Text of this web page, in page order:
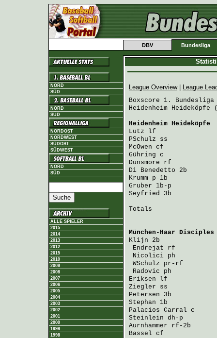
DBV Bundesliga
NORD
SÜD
NORD
SÜD
NORDOST
NORDWEST
SÜDOST
SÜDWEST
NORD
SÜD
ALLE SPIELER
2015
2014
2013
2012
2015
2010
2009
2008
2007
2006
2005
2004
2003
2002
2001
2000
1999
1998
League Overview|
League
Boxscore 1. Bundesliga
Heidenheim
Heidenheim Heideköpfe
Lutz lf
PSchulz ss
McOwen cf
Gühring c
Dunsmore rf
Di Benedetto 2b
Krumm p-1b
Gruber 1b-p
Seyfried 3b
Totals
München-Haar Disciples
Klijn 2b
Endrejat rf
Nicolici ph
WSchulz pr-rf
Radovic ph
Eriksen lf
Ziegler ss
Petersen 3b
Stephan 1b
Palacios Carral c
Steinlein dh-p
Aurnhammer rf-2b
Bassel cf